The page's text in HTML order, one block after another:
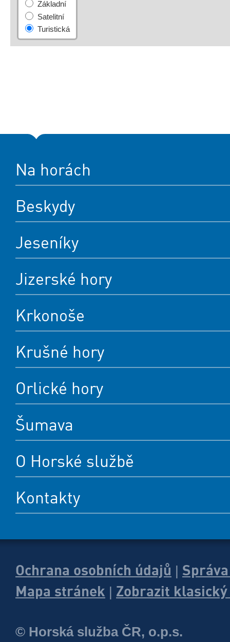
Na horách
Beskydy
Jeseníky
Jizerské hory
Krkonoše
Krušné hory
Orlické hory
Šumava
O Horské službě
Kontakty
Ochrana osobních údajů
Mapa stránek
Zobrazit
© Horská služba ČR, o.p.s.